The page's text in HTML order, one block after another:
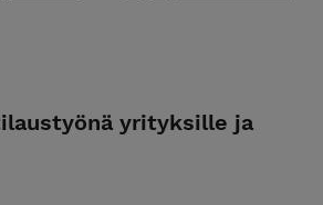
HELRIDE.FIyrityksille ja